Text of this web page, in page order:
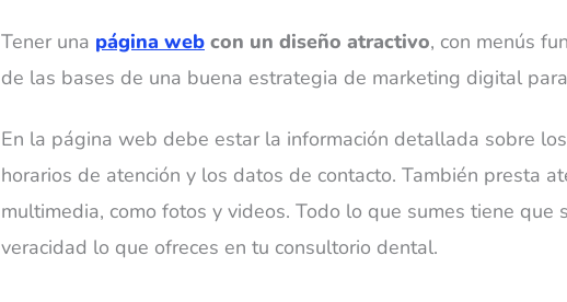
Tener una página web con un diseño atractivo, con menús
de las bases de una buena estrategia de marketing digital
En la página web debe estar la información detallada sobre
horarios de atención y los datos de contacto. También presta
multimedia, como fotos y videos. Todo lo que sumes tiene que
veracidad lo que ofreces en tu consultorio dental.